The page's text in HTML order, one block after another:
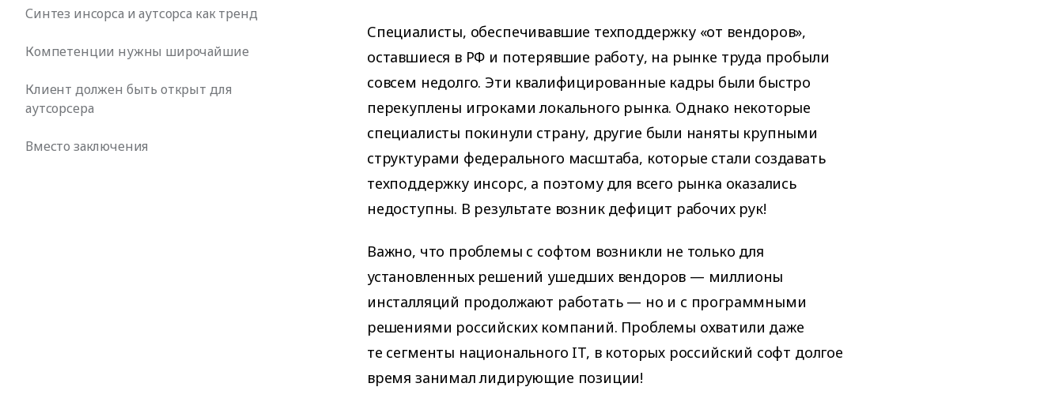
Синтез инсорса и аутсорса как тренд
Компетенции нужны широчайшие
Клиент должен быть открыт для
аутсорсера
Вместо заключения
Специалисты, обеспечивавшие техподдержку «от вендоров»,
оставшиеся в РФ и потерявшие работу, на рынке труда пробыли
совсем недолго. Эти квалифицированные кадры были быстро
перекуплены игроками локального рынка. Однако некоторые
специалисты покинули страну, другие были наняты крупными
структурами федерального масштаба, которые стали создавать
техподдержку инсорс, а поэтому для всего рынка оказались
недоступны. В результате возник дефицит рабочих рук!
Важно, что проблемы с софтом возникли не только для
установленных решений ушедших вендоров — миллионы
инсталляций продолжают работать — но и с программными
решениями российских компаний. Проблемы охватили даже
те сегменты национального IT, в которых российский софт долгое
время занимал лидирующие позиции!